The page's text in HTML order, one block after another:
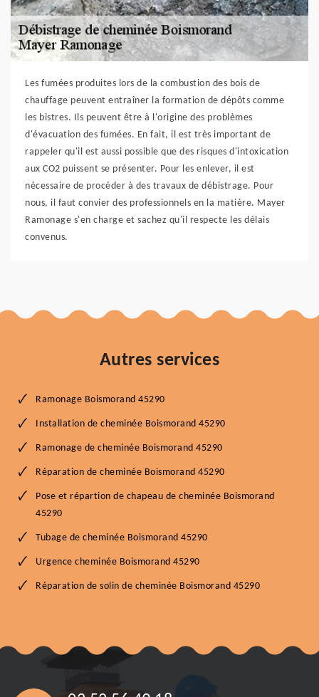
Les fumées produites lors de la combustion des bois de
chauffage peuvent entraîner la formation de dépôts comme
les bistres. Ils peuvent être à l'origine des problèmes
d'évacuation des fumées. En fait, il est très important de
rappeler qu'il est aussi possible que des risques d'intoxication
aux CO2 puissent se présenter. Pour les enlever, il est
nécessaire de procéder à des travaux de débistrage. Pour
nous, il faut convier des professionnels en la matière. Mayer
Ramonage s'en charge et sachez qu'il respecte les délais
convenus.
Autres services
Ramonage Boismorand 45290
Installation de cheminée Boismorand 45290
Ramonage de cheminée Boismorand 45290
Réparation de cheminée Boismorand 45290
Pose et répartion de chapeau de cheminée Boismorand
45290
Tubage de cheminée Boismorand 45290
Urgence cheminée Boismorand 45290
Réparation de solin de cheminée Boismorand 45290